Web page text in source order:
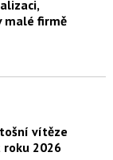
malé firmě
vítěze
2026